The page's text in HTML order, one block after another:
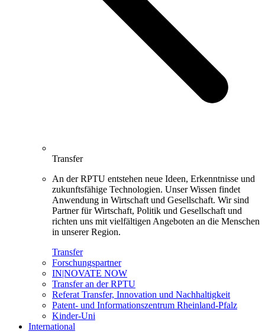
Transfer
An der RPTU entstehen neue Ideen, Erkenntnisse und
zukunftsfähige Technologien. Unser Wissen findet
Anwendung in Wirtschaft und Gesellschaft. Wir sind
Partner für Wirtschaft, Politik und Gesellschaft und
richten uns mit vielfältigen Angeboten an die Menschen
in unserer Region.
Transfer
Forschungspartner
IN|NOVATE NOW
Transfer an der RPTU
Referat Transfer, Innovation und Nachhaltigkeit
Patent- und Informationszentrum Rheinland-Pfalz
Kinder-Uni
International